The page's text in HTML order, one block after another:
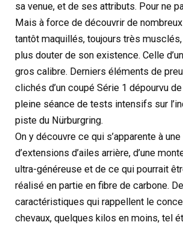
sa venue, et de ses attributs. Pour ne
Mais à force de découvrir de
tantôt maquillés, toujours très
plus douter de son existence. Celle
gros calibre. Derniers éléments de
clichés d’un coupé Série 1 dépourvu
pleine séance de tests intensifs sur
piste du Nürburgring.
On y découvre ce qui s’apparente à
d’extensions d’ailes arrière, d’une
ultra-généreuse et de ce qui pourrait
réalisé en partie en fibre de carbone.
caractéristiques qui rappellent le
chevaux, quelques kilos en moins, tel